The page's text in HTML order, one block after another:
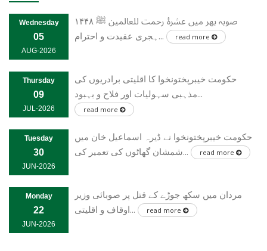
Wednesday
05
AUG-2026
صوبہ بھر میں عشرۂ رحمت للعالمین ﷺ ۱۴۴۸
ہجری عقیدت و احترام...
read more
Thursday
09
JUL-2026
حکومت خیبرپختونخوا کا اقلیتی برادریوں کی
مذہبی سہولیات اور فلاح و بہبود...
read more
Tuesday
30
JUN-2026
حکومت خیبرپختونخوا نے ڈیرہ اسماعیل خان میں
شمشان گھاٹوں کی تعمیر کی...
read more
Monday
22
JUN-2026
مردان میں سکھ جوڑے کے قتل پر صوبائی وزیر
اوقاف و اقلیتی...
read more